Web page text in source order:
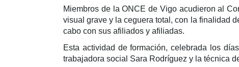
Miembros de la ONCE de Vigo acudieron al
visual grave y la ceguera total, con la finalidad
cabo con sus afiliados y afiliadas.
Esta actividad de formación, celebrada los
trabajadora social Sara Rodríguez y la técnica